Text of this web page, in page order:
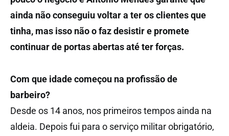
ainda não conseguiu voltar a ter os clientes que
tinha, mas isso não o faz desistir e promete
continuar de portas abertas até ter forças.
Com que idade começou na profissão de
barbeiro?
Desde os 14 anos, nos primeiros tempos ainda na
aldeia. Depois fui para o serviço militar obrigatório,